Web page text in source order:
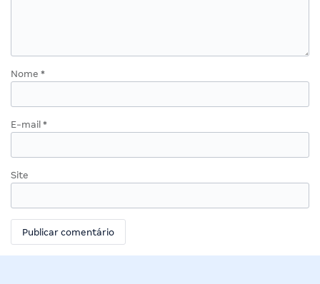
Nome *
E-mail *
Site